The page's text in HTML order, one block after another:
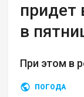
придет
в
При этом в
ПОГОДА